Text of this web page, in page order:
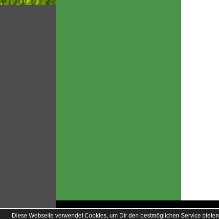
soccero.de
Diese Webseite verwendet Cookies, um Dir den bestmöglichen Service